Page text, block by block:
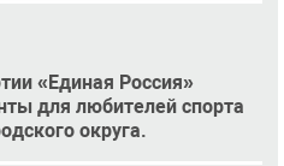
«Единая Россия»
для любителей спорта
округа.